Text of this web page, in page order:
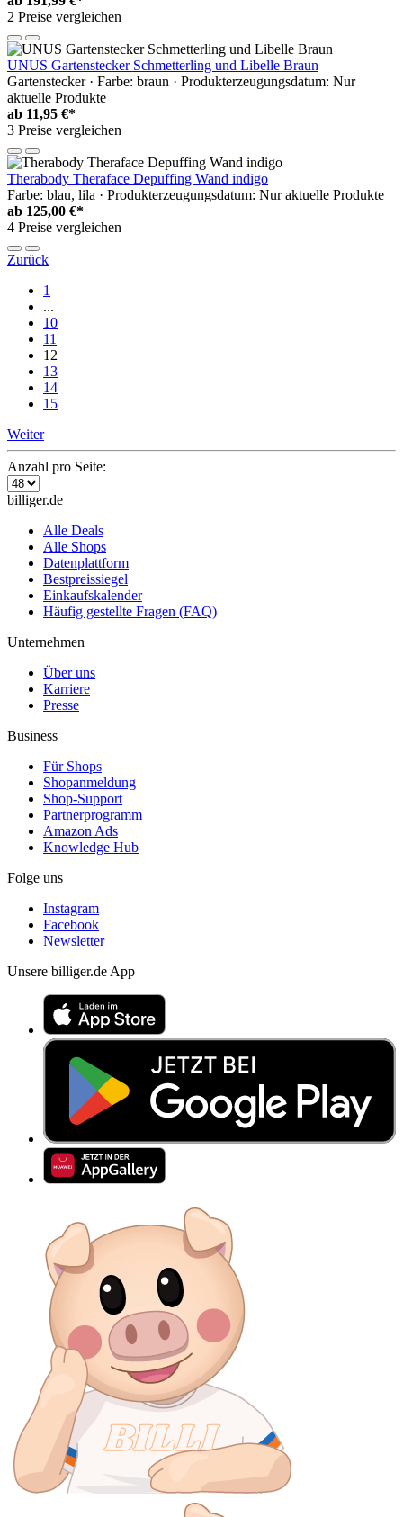
2 Preise vergleichen
UNUS Gartenstecker Schmetterling und Libelle Braun
Gartenstecker · Farbe: braun · Produkterzeugungsdatum: Nur
aktuelle Produkte
ab 11,95 €*
3 Preise vergleichen
Therabody Theraface Depuffing Wand indigo
Farbe: blau, lila · Produkterzeugungsdatum: Nur aktuelle Produkte
ab 125,00 €*
4 Preise vergleichen
Zurück
1
...
10
11
12
13
14
15
Weiter
Anzahl pro Seite:
billiger.de
Alle Deals
Alle Shops
Datenplattform
Bestpreissiegel
Einkaufskalender
Häufig gestellte Fragen (FAQ)
Unternehmen
Über uns
Karriere
Presse
Business
Für Shops
Shopanmeldung
Shop-Support
Partnerprogramm
Amazon Ads
Knowledge Hub
Folge uns
Instagram
Facebook
Newsletter
Unsere billiger.de App